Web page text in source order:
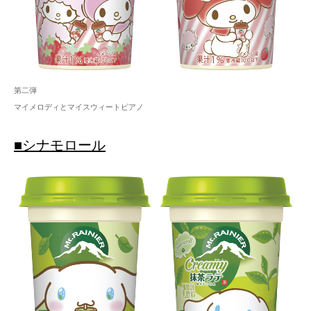
第二弾
マイメロディとマイスウィートピアノ
■シナモロール